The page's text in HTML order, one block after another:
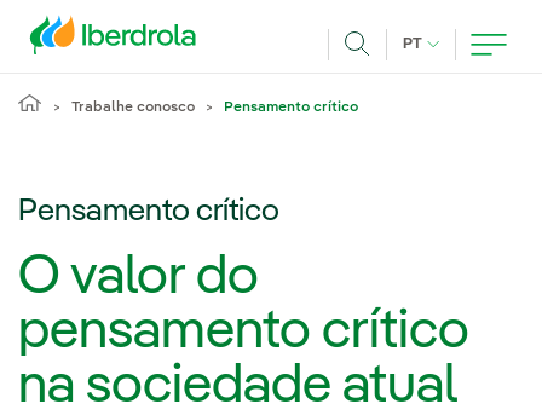
PT IDIOMA ATUAL,
Trabalhe conosco Pensamento crítico
Pensamento crítico
O valor do
pensamento crítico
na sociedade atual